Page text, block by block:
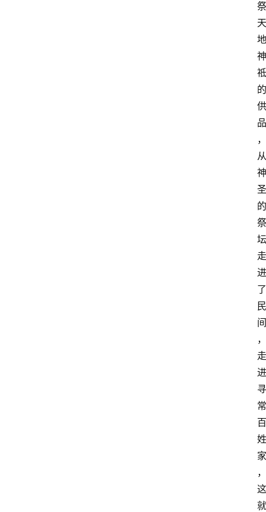
祭
天
地
神
祗
的
供
品
，
从
神
圣
的
祭
坛
走
进
了
民
间
，
走
进
寻
常
百
姓
家
，
这
就